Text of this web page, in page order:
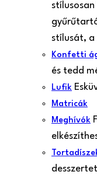
stílusát, a
Konfetti
és tedd
Lufik
Matricák
Meghívók